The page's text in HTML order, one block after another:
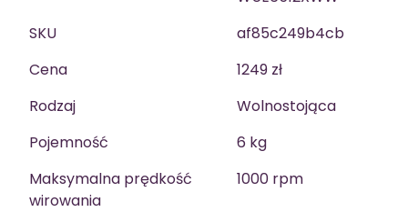
SKU
af85c249b4cb
Cena
1249 zł
Rodzaj
Wolnostojąca
Pojemność
6 kg
Maksymalna prędkość
wirowania
1000 rpm